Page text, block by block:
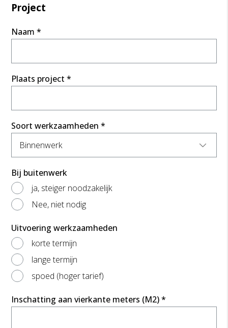
Project
Naam *
Plaats project *
Soort werkzaamheden *
ja, steiger noodzakelijk
Nee, niet nodig
Bij buitenwerk
korte termijn
lange termijn
spoed (hoger tarief)
Uitvoering werkzaamheden
Inschatting aan vierkante meters (M2) *